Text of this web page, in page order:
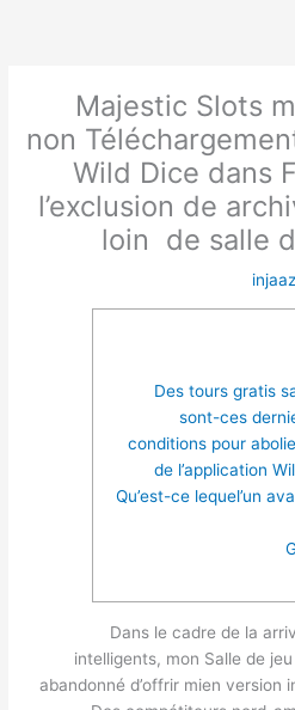
Majestic Slots
non
Wild Dice dans
l’exclusion de
loin de salle
Des tours gratis
sont-ces
conditions pour
de l’application
Qu’est-ce lequel’un
Dans le cadre de la
intelligents, mon Salle de
abandonné d’offrir mien